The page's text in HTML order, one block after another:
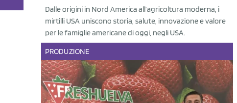
Dalle origini in Nord America all’agricoltura moderna, i
mirtilli USA uniscono storia, salute, innovazione e valore
per le famiglie americane di oggi, negli USA.
PRODUZIONE